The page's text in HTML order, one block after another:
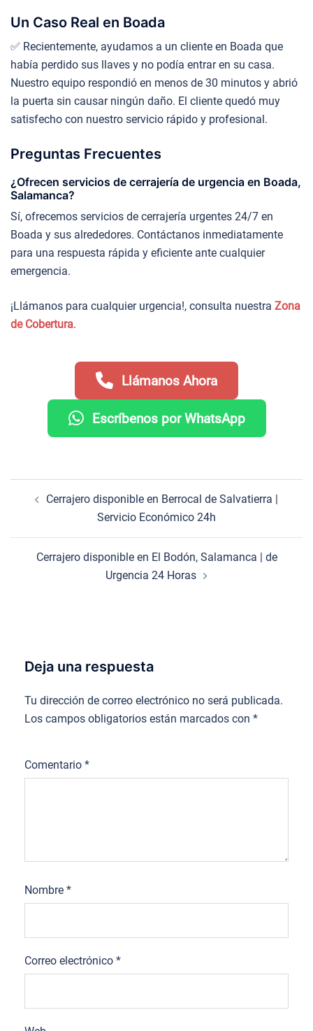
Un Caso Real en Boada
✅ Recientemente, ayudamos a un cliente en Boada que
había perdido sus llaves y no podía entrar en su casa.
Nuestro equipo respondió en menos de 30 minutos y abrió
la puerta sin causar ningún daño. El cliente quedó muy
satisfecho con nuestro servicio rápido y profesional.
Preguntas Frecuentes
¿Ofrecen servicios de cerrajería de urgencia en Boada,
Salamanca?
Sí, ofrecemos servicios de cerrajería urgentes 24/7 en
Boada y sus alrededores. Contáctanos inmediatamente
para una respuesta rápida y eficiente ante cualquier
emergencia.
¡Llámanos para cualquier urgencia!, consulta nuestra Zona
de Cobertura.
Llámanos Ahora
Escríbenos por WhatsApp
Cerrajero disponible en Berrocal de Salvatierra |
Servicio Económico 24h
Cerrajero disponible en El Bodón, Salamanca | de
Urgencia 24 Horas
Deja una respuesta
Tu dirección de correo electrónico no será publicada.
Los campos obligatorios están marcados con *
Comentario *
Nombre *
Correo electrónico *